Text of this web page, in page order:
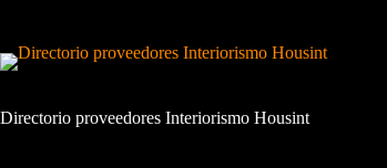
contenido
Directorio proveedores Interiorismo Housint